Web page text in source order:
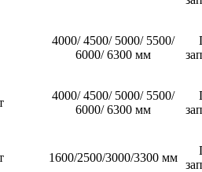
4000/ 4500/ 5000/ 5500/
6000/ 6300 мм
4000/ 4500/ 5000/ 5500/
6000/ 6300 мм
1600/2500/3000/3300 мм